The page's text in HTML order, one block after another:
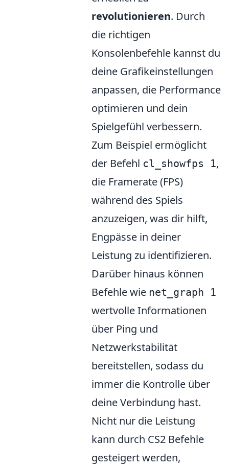
revolutionieren. Durch
die richtigen
Konsolenbefehle kannst du
deine Grafikeinstellungen
anpassen, die Performance
optimieren und dein
Spielgefühl verbessern.
Zum Beispiel ermöglicht
der Befehl cl_showfps 1,
die Framerate (FPS)
während des Spiels
anzuzeigen, was dir hilft,
Engpässe in deiner
Leistung zu identifizieren.
Darüber hinaus können
Befehle wie net_graph 1
wertvolle Informationen
über Ping und
Netzwerkstabilität
bereitstellen, sodass du
immer die Kontrolle über
deine Verbindung hast.
Nicht nur die Leistung
kann durch CS2 Befehle
gesteigert werden,